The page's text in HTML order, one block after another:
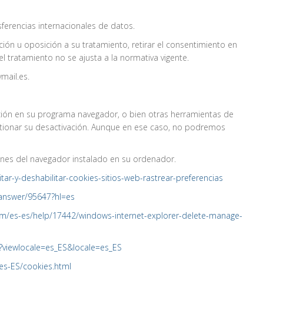
internacionales de datos.
u oposición a su tratamiento, retirar el consentimiento en
tratamiento no se ajusta a la normativa vigente.
en su programa navegador, o bien otras herramientas de
su desactivación. Aunque en ese caso, no podremos
del navegador instalado en su ordenador.
y-deshabilitar-cookies-sitios-web-rastrear-preferencias
95647?hl=es
es-es/help/17442/windows-internet-explorer-delete-manage-
ES/cookies.html